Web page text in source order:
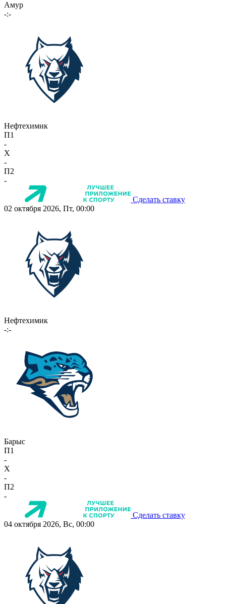
Амур
-:-
Нефтехимик
П1
-
X
-
П2
-
Сделать ставку
02 октября 2026, Пт, 00:00
Нефтехимик
-:-
Барыс
П1
-
X
-
П2
-
Сделать ставку
04 октября 2026, Вс, 00:00